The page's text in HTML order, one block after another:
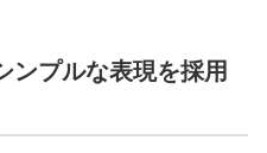
ンプルな表現を採用